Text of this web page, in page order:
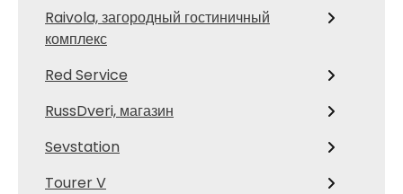
Raivola, загородный гостиничный
комплекс
Red Service
RussDveri, магазин
Sevstation
Tourer V